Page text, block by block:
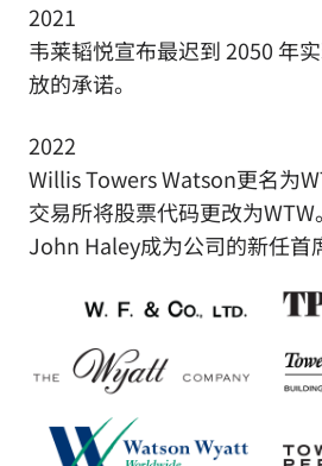
2021
韦莱韬悦宣布最迟到 2050 年
放的承诺。
2022
Willis Towers Watson更名为
交易所将股票代码更改为WTW
John Haley成为公司的新任首